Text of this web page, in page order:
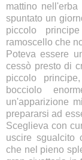
mattino
spuntato un
piccolo
ramoscello che
Poteva essere
cessò presto di
piccolo
bocciolo
un'apparizione
prepararsi ad
Sceglieva con
uscire sgualcito
che nel pieno